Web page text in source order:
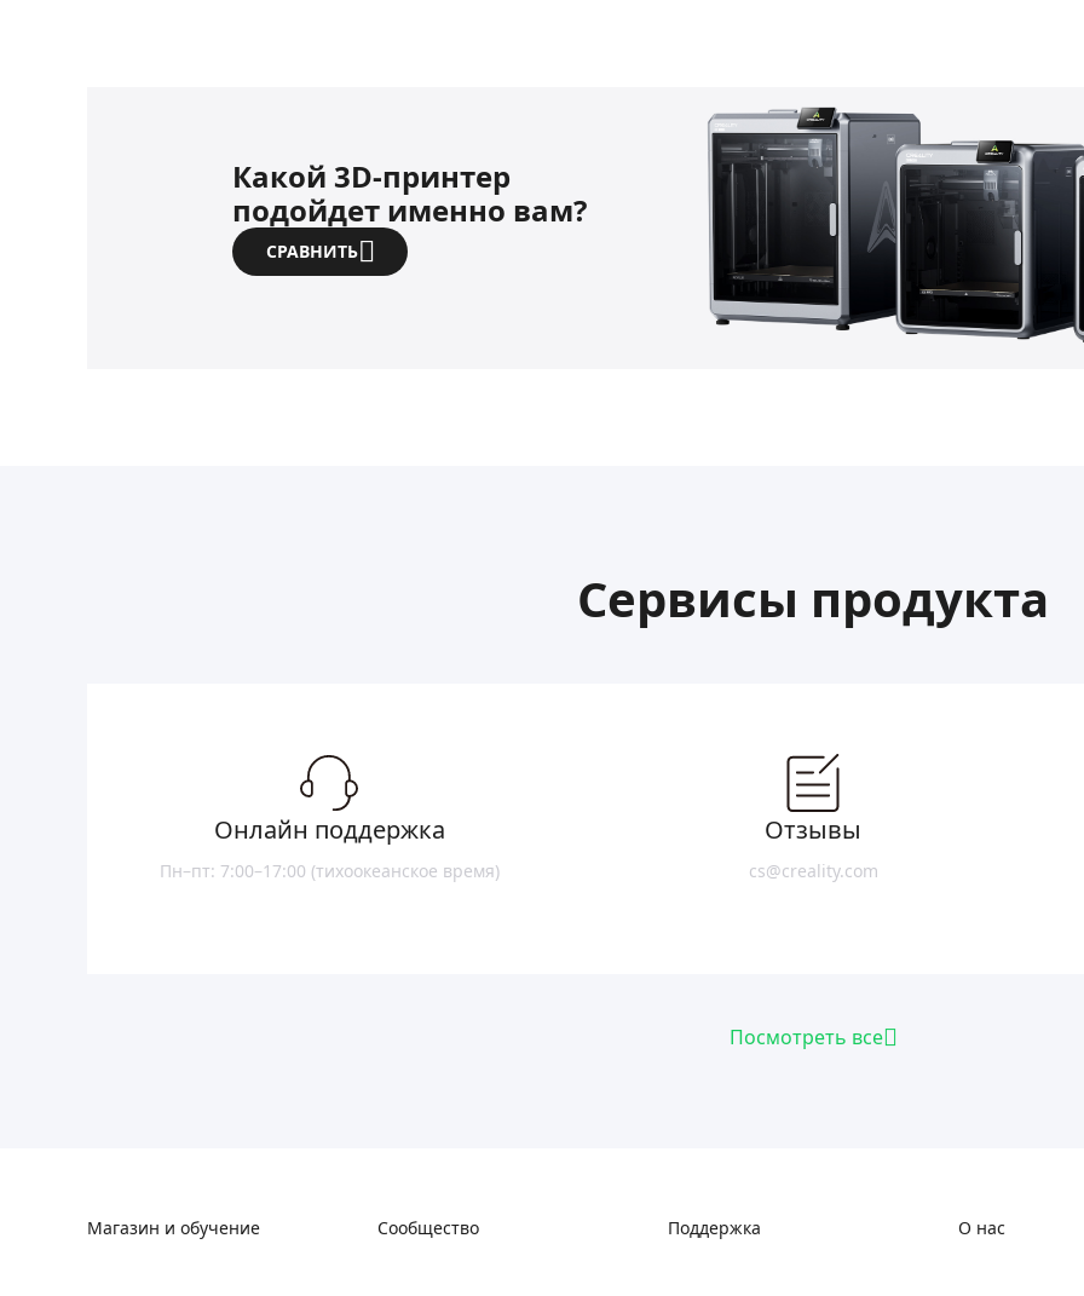
Какой 3D-принтер
подойдет именно вам?
СРАВНИТЬ
Сервисы продукта
Онлайн поддержка
Пн–пт: 7:00–17:00 (тихоокеанское время)
Отзывы
cs@creality.com
Посмотреть все
Магазин и обучение Сообщество Поддержка О нас